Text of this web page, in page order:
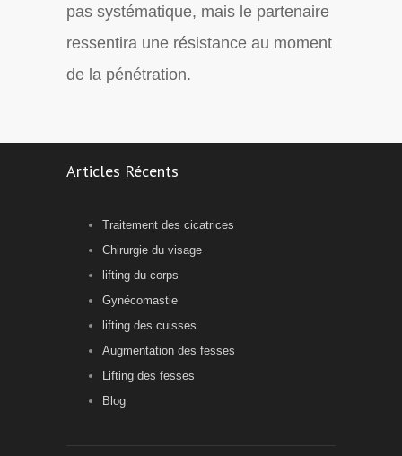
pas systématique, mais le partenaire
ressentira une résistance au moment
de la pénétration.
Articles Récents
Traitement des cicatrices
Chirurgie du visage
lifting du corps
Gynécomastie
lifting des cuisses
Augmentation des fesses
Lifting des fesses
Blog